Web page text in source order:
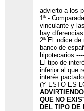
advierto a los
1ª.-
vinculante y
hay
2ª El indice de
banco de
El tipo de
inferior al que
interés
(Y ESTO ES
QUE NO
DEL TIPO DE